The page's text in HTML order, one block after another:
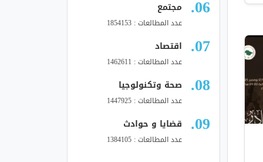
مجتمع
عدد المطالعات : 1854153
اقتصاد
عدد المطالعات : 1462611
صحة وتكنولوجيا
عدد المطالعات : 1447925
قضايا و حوادث
عدد المطالعات : 1384105